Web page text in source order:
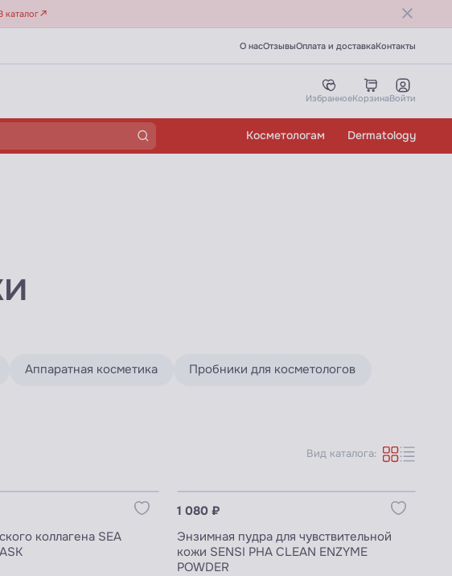
каталог
О насОтзывыОплата и доставкаКонтакты
ИзбранноеКорзинаВойти
Косметологам Dermatology
Вид каталога:
Аппаратная косметика
Пробники для косметологов
коллагена SEA
1 080 ₽
Энзимная пудра для чувствительной
кожи SENSI PHA CLEAN ENZYME
POWDER